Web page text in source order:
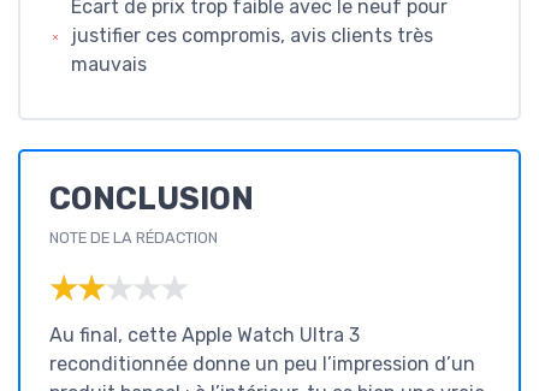
Écart de prix trop faible avec le neuf pour
justifier ces compromis, avis clients très
mauvais
CONCLUSION
NOTE DE LA RÉDACTION
★★★★★
★★★★★
Au final, cette Apple Watch Ultra 3
reconditionnée donne un peu l’impression d’un